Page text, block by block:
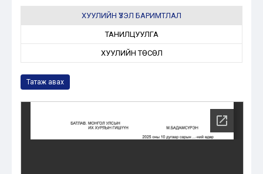
ХУУЛИЙН ҮЗЭЛ БАРИМТЛАЛ
ТАНИЛЦУУЛГА
ХУУЛИЙН ТӨСӨЛ
Татаж авах